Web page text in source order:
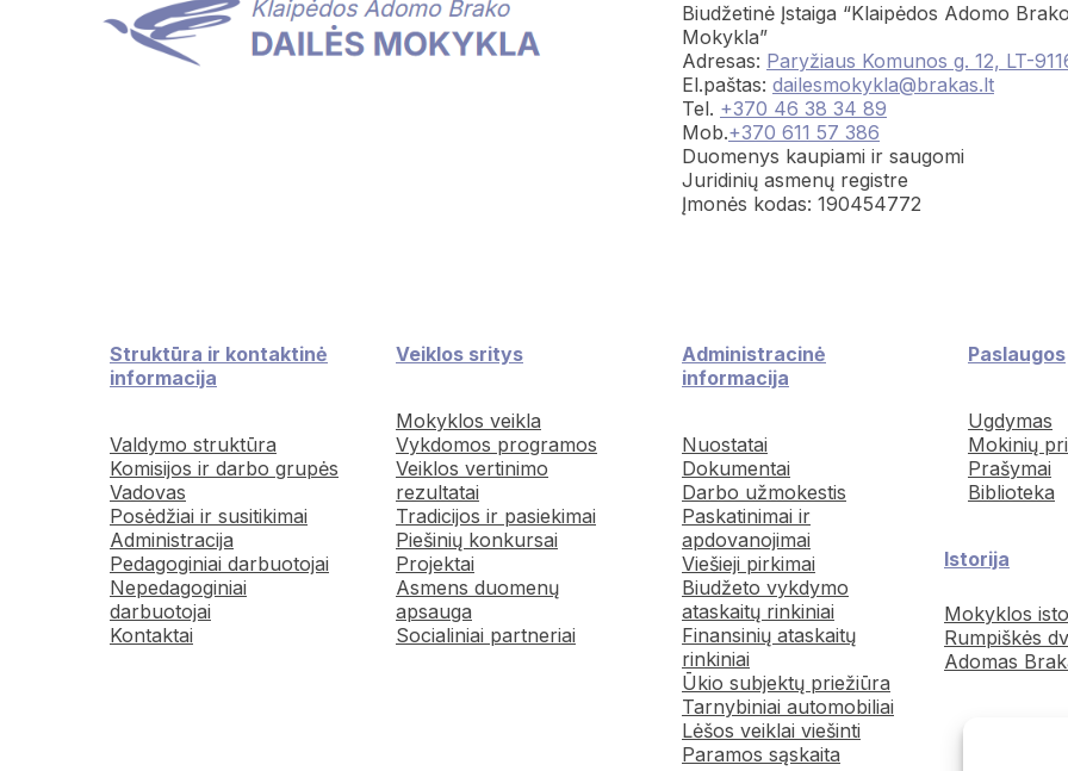
Biudžetinė Įstaiga “Klaipėdos Adomo
Mokykla”
Adresas: Paryžiaus Komunos g. 12, LT-
El.paštas: dailesmokykla@brakas.lt
Tel. +370 46 38 34 89
Mob.+370 611 57 386
Duomenys kaupiami ir saugomi
Juridinių asmenų registre
Įmonės kodas: 190454772
Struktūra ir kontaktinė
informacija
Valdymo struktūra
Komisijos ir darbo grupės
Vadovas
Posėdžiai ir susitikimai
Administracija
Pedagoginiai darbuotojai
Nepedagoginiai
darbuotojai
Kontaktai
Veiklos sritys
Mokyklos veikla
Vykdomos programos
Veiklos vertinimo
rezultatai
Tradicijos ir pasiekimai
Piešinių konkursai
Projektai
Asmens duomenų
apsauga
Socialiniai partneriai
Administracinė
informacija
Nuostatai
Dokumentai
Darbo užmokestis
Paskatinimai ir
apdovanojimai
Viešieji pirkimai
Biudžeto vykdymo
ataskaitų rinkiniai
Finansinių ataskaitų
rinkiniai
Ūkio subjektų priežiūra
Tarnybiniai automobiliai
Lėšos veiklai viešinti
Paramos sąskaita
Paslaugos
Ugdymas
Mokinių
Prašymai
Biblioteka
Istorija
Mokyklos
Rumpiškės
Adomas